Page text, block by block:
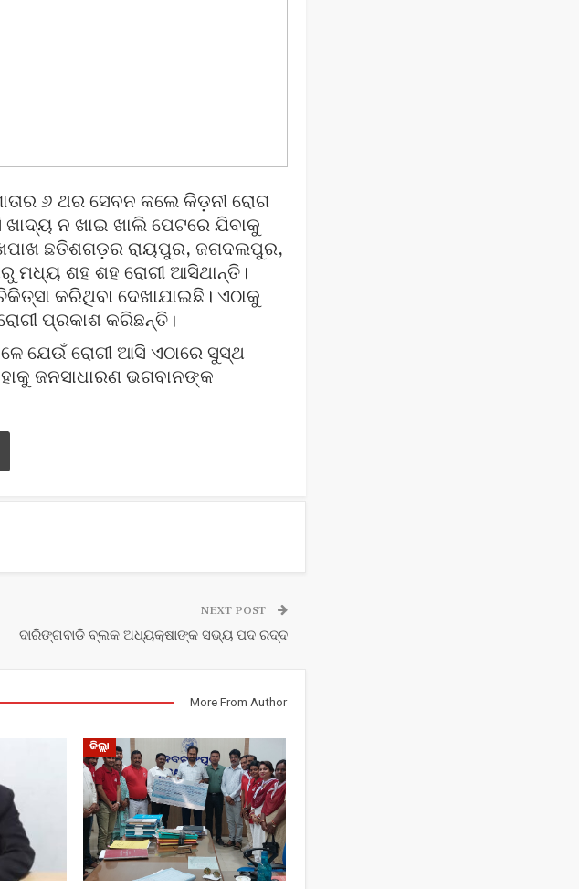
୬ ଥର ସେବନ କଲେ କିଡ଼ନୀ ରୋଗ
ନ ଖାଇ ଖାଲି ପେଟରେ ଯିବାକୁ
ଛତିଶଗଡ଼ର ରାୟପୁର, ଜଗଦଲପୁର,
ମଧ୍ୟ ଶହ ଶହ ରୋଗୀ ଆସିଥାନ୍ତି।
କରିଥିବା ଦେଖାଯାଇଛି। ଏଠାକୁ
ପ୍ରକାଶ କରିଛନ୍ତି।
ଯେଉଁ ରୋଗୀ ଆସି ଏଠାରେ ସୁସ୍ଥ
ଜନସାଧାରଣ ଭଗବାନଙ୍କ
NEXT POST
ଦାରିଙ୍ଗବାଡି ବ୍ଲକ ଅଧ୍ୟକ୍ଷାଙ୍କ ସଭ୍ୟ ପଦ ରଦ୍ଦ
More From Author
ଜିଲ୍ଲା